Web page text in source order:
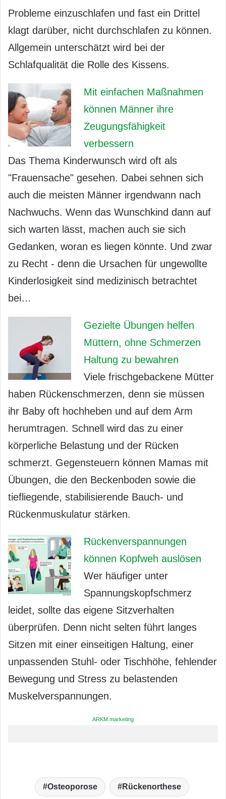
Probleme einzuschlafen und fast ein Drittel
klagt darüber, nicht durchschlafen zu können.
Allgemein unterschätzt wird bei der
Schlafqualität die Rolle des Kissens.
Mit einfachen Maßnahmen
können Männer ihre
Zeugungsfähigkeit
verbessern
Das Thema Kinderwunsch wird oft als
"Frauensache" gesehen. Dabei sehnen sich
auch die meisten Männer irgendwann nach
Nachwuchs. Wenn das Wunschkind dann auf
sich warten lässt, machen auch sie sich
Gedanken, woran es liegen könnte. Und zwar
zu Recht - denn die Ursachen für ungewollte
Kinderlosigkeit sind medizinisch betrachtet
bei…
Gezielte Übungen helfen
Müttern, ohne Schmerzen
Haltung zu bewahren
Viele frischgebackene Mütter
haben Rückenschmerzen, denn sie müssen
ihr Baby oft hochheben und auf dem Arm
herumtragen. Schnell wird das zu einer
körperliche Belastung und der Rücken
schmerzt. Gegensteuern können Mamas mit
Übungen, die den Beckenboden sowie die
tiefliegende, stabilisierende Bauch- und
Rückenmuskulatur stärken.
Rückenverspannungen
können Kopfweh auslösen
Wer häufiger unter
Spannungskopfschmerz
leidet, sollte das eigene Sitzverhalten
überprüfen. Denn nicht selten führt langes
Sitzen mit einer einseitigen Haltung, einer
unpassenden Stuhl- oder Tischhöhe, fehlender
Bewegung und Stress zu belastenden
Muskelverspannungen.
ARKM.marketing
Osteoporose Rückenorthese